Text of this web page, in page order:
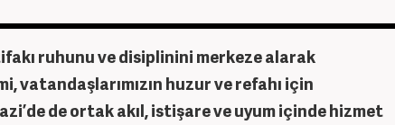
ruhunu ve disiplinini merkeze alarak
vatandaşlarımızın huzur ve refahı için
de ortak akıl, istişare ve uyum içinde hizmet